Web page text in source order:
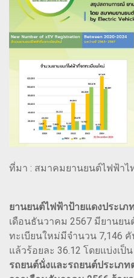
ที่มา : สมาคมยานยนต์ไฟฟ้าไท
ยานยนต์ไฟฟ้าป้ายแดงประเภ
เดือนธันวาคม 2567 มียานยน
ทะเบียนใหม่มีจำนวน 7,146
แล้วร้อยละ 36.12 โดยแบ่งเป็น
รถยนต์นั่งและรถยนต์ประเภ